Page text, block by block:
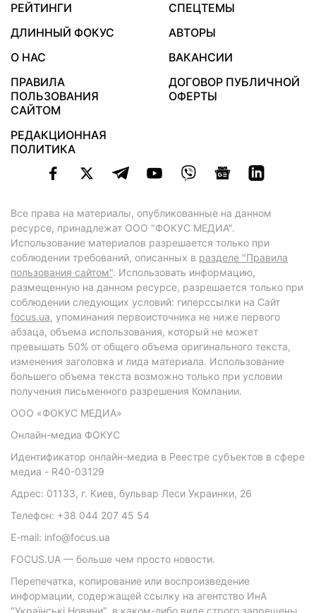
РЕЙТИНГИ
СПЕЦТЕМЫ
ДЛИННЫЙ ФОКУС
АВТОРЫ
О НАС
ВАКАНСИИ
ПРАВИЛА
ПОЛЬЗОВАНИЯ
САЙТОМ
ДОГОВОР ПУБЛИЧНОЙ
ОФЕРТЫ
РЕДАКЦИОННАЯ
ПОЛИТИКА
Все права на материалы, опубликованные на данном
ресурсе, принадлежат ООО "ФОКУС МЕДИА".
Использование материалов разрешается только при
соблюдении требований, описанных в разделе "Правила
пользования сайтом". Использовать информацию,
размещенную на данном ресурсе, разрешается только при
соблюдении следующих условий: гиперссылки на Сайт
focus.ua, упоминания первоисточника не ниже первого
абзаца, объема использования, который не может
превышать 50% от общего объема оригинального текста,
изменения заголовка и лида материала. Использование
большего объема текста возможно только при условии
получения письменного разрешения Компании.
ООО «ФОКУС МЕДИА»
Онлайн-медиа ФОКУС
Идентификатор онлайн-медиа в Реестре субъектов в сфере
медиа - R40-03129
Адрес: 01133, г. Киев, бульвар Леси Украинки, 26
Телефон: +38 044 207 45 54
E-mail: info@focus.ua
FOCUS.UA — больше чем просто новости.
Перепечатка, копирование или воспроизведение
информации, содержащей ссылку на агентство ИнА
"Українські Новини", в каком-либо виде строго запрещены.